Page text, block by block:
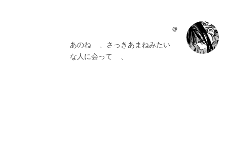
@
    あのね    、さっきあまねみたい
    な人に会って    、